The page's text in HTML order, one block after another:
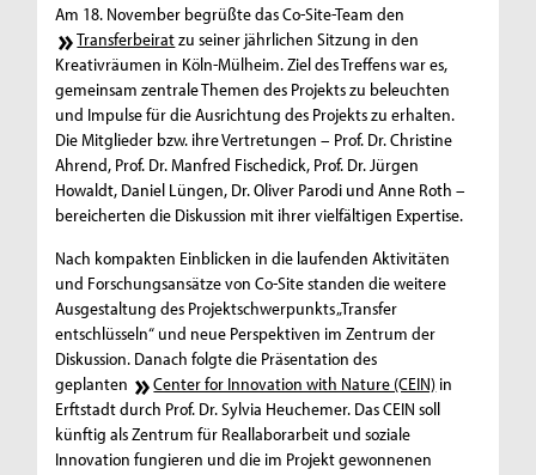
Am 18. November begrüßte das Co-Site-Team den
Transferbeiratzu seiner jährlichen Sitzung in den
Kreativräumen in Köln-Mülheim. Ziel des Treffens war es,
gemeinsam zentrale Themen des Projekts zu beleuchten
und Impulse für die Ausrichtung des Projekts zu erhalten.
Die Mitglieder bzw. ihre Vertretungen – Prof. Dr. Christine
Ahrend, Prof. Dr. Manfred Fischedick, Prof. Dr. Jürgen
Howaldt, Daniel Lüngen, Dr. Oliver Parodi und Anne Roth –
bereicherten die Diskussion mit ihrer vielfältigen Expertise.
Nach kompakten Einblicken in die laufenden Aktivitäten
und Forschungsansätze von Co-Site standen die weitere
Ausgestaltung des Projektschwerpunkts „Transfer
entschlüsseln“ und neue Perspektiven im Zentrum der
Diskussion. Danach folgte die Präsentation des
geplanten
Center for Innovation with Nature (CEIN) in
Erftstadt durch Prof. Dr. Sylvia Heuchemer. Das CEIN soll
künftig als Zentrum für Reallaborarbeit und soziale
Innovation fungieren und die im Projekt gewonnenen